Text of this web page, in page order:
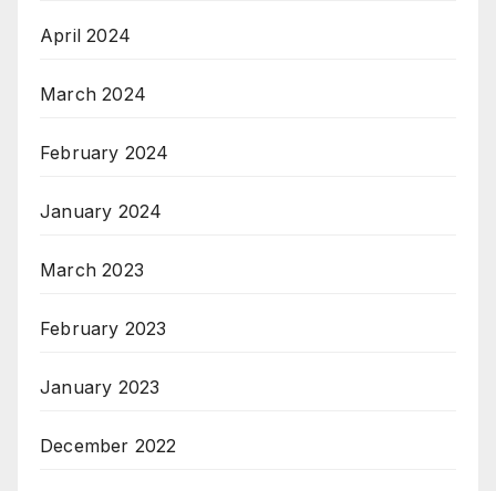
April 2024
March 2024
February 2024
January 2024
March 2023
February 2023
January 2023
December 2022